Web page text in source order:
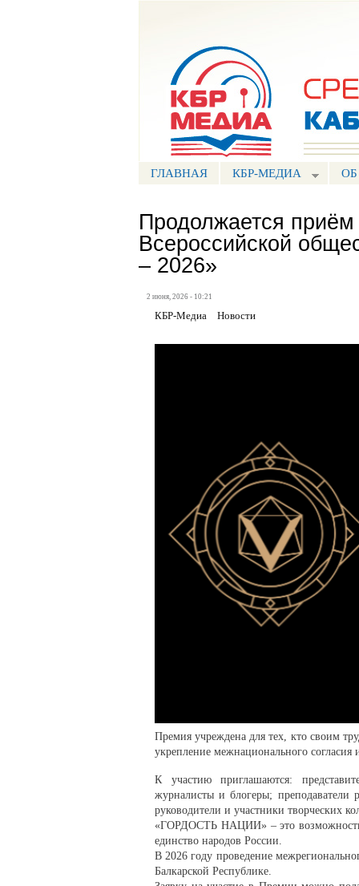
ГЛАВНАЯ КБР-МЕДИА
Продолжается приём
Всероссийской
– 2026»
2 июня, 2026 - 10:21
КБР-Медиа Новости
Премия учреждена для тех, кто своим
укрепление межнационального
К участию приглашаются:
журналисты и блогеры; преподаватели
руководители и участники творческих
«ГОРДОСТЬ НАЦИИ» – это возможность
единство народов России.
В 2026 году проведение
Балкарской Республике.